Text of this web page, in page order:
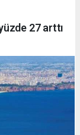
27 arttı